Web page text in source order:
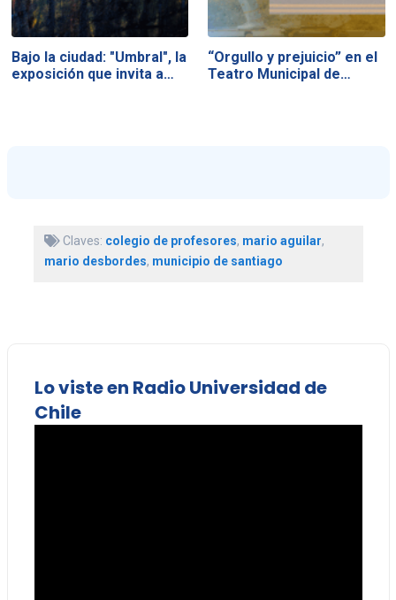
Bajo la ciudad: "Umbral", la
exposición que invita a…
“Orgullo y prejuicio” en el
Teatro Municipal de…
Claves: colegio de profesores, mario aguilar,
mario desbordes, municipio de santiago
Lo viste en Radio Universidad de
Chile